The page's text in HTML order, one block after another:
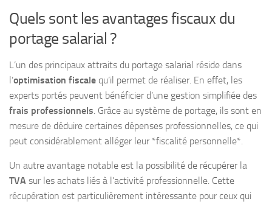
Quels sont les avantages fiscaux du
portage salarial ?
L’un des principaux attraits du portage salarial réside dans
l’optimisation fiscale qu’il permet de réaliser. En effet, les
experts portés peuvent bénéficier d’une gestion simplifiée des
frais professionnels . Grâce au système de portage, ils sont en
mesure de déduire certaines dépenses professionnelles, ce qui
peut considérablement alléger leur *fiscalité personnelle*.
Un autre avantage notable est la possibilité de récupérer la
TVA sur les achats liés à l’activité professionnelle. Cette
récupération est particulièrement intéressante pour ceux qui